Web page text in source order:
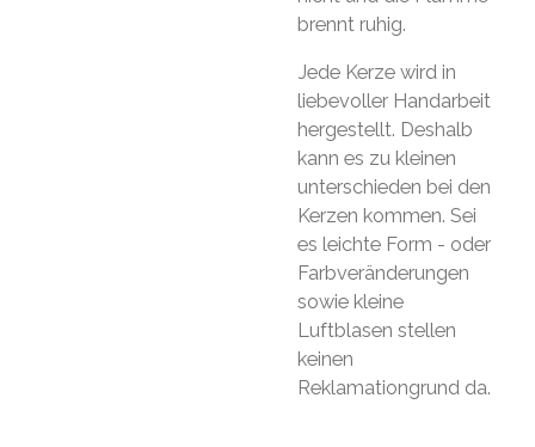
brennt ruhig.
Jede Kerze wird in
liebevoller Handarbeit
hergestellt. Deshalb
kann es zu kleinen
unterschieden bei den
Kerzen kommen. Sei
es leichte Form - oder
Farbveränderungen
sowie kleine
Luftblasen stellen
keinen
Reklamationgrund da.